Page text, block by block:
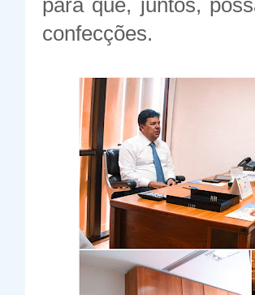
para que, juntos,
confecções.